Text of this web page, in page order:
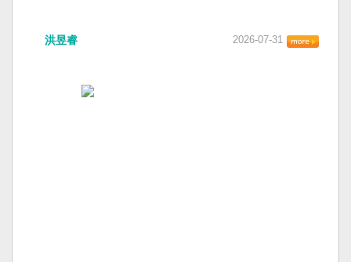
洪昱睿 2026-07-31